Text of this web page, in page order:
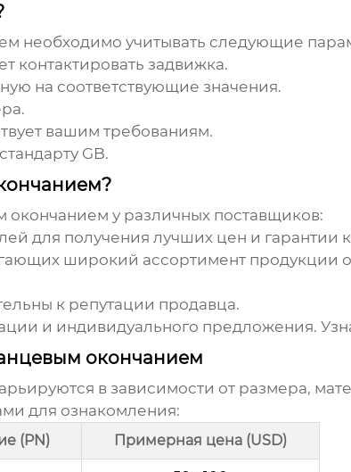
необходимо учитывать следующие
контактировать задвижка.
на соответствующие значения.
вашим требованиям.
GB.
окончанием у различных поставщиков:
для получения лучших цен и гарантии
широкий ассортимент продукции
к репутации продавца.
и индивидуального предложения.
окончанием
в зависимости от размера,
для ознакомления:
(PN) Примерная цена (USD)